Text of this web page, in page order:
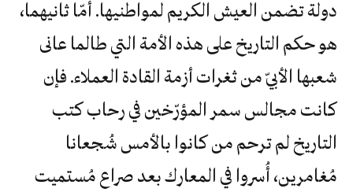
دولة تضمن العيش الكريم لمواطنيها. أمّا ثانيهما،
هو حكم التاريخ على هذه الأمة التي طالما عانى
شعبها الأبيّ من ثغرات أزمة القادة العملاء. فإن
كانت مجالس سمر المؤرّخين في رحاب كتب
التاريخ لم ترحم من كانوا بالأمس شُجعانا
مُغامرين، أُسروا في المعارك بعد صراع مُستميت